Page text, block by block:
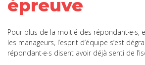
épreuve
Pour plus de la moitié des
les manageurs, l’esprit d’équipe s’est
répondant·e·s disent avoir déjà senti de